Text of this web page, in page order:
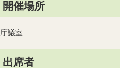
開催場所
庁議室
出席者